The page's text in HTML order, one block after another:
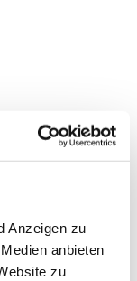
Anzeigen zu
anbieten
zu